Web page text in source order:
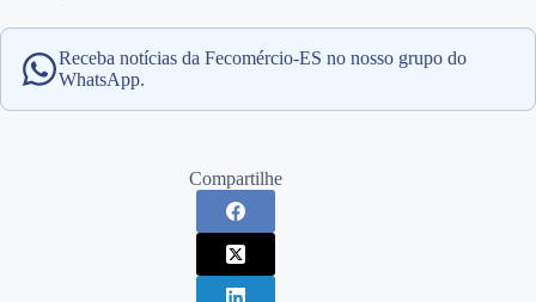
Receba notícias da Fecomércio-ES no nosso grupo do
WhatsApp.
Compartilhe